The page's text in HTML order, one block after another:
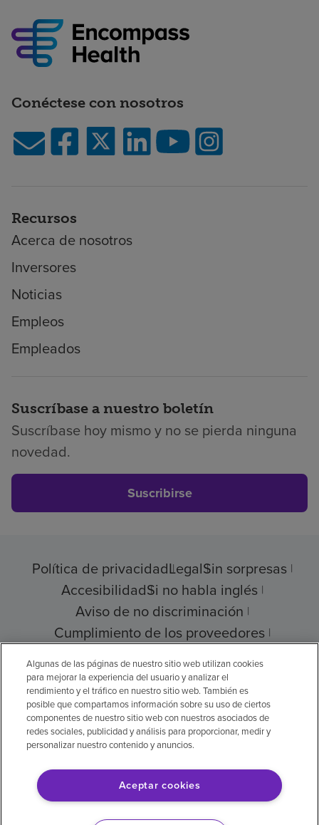
Conéctese con nosotros
Recursos
Acerca de nosotros
Inversores
Noticias
Empleos
Empleados
Suscríbase a nuestro boletín
Suscríbase hoy mismo y no se pierda ninguna
novedad.
Suscribirse
Política de privacidadLegalSin sorpresas
AccesibilidadSi no habla inglés
Aviso de no discriminación
Cumplimiento de los proveedores
Transparencia de precios
© 2026 Encompass Health Corporation
Preferencias de cookies
Aviso legal: Se tradujo con la ayuda de
inteligencia artificial (IA). La versión en inglés
Algunas de las páginas de nuestro sitio web utilizan cookies
para mejorar la experiencia del usuario y analizar el
rendimiento y el tráfico en nuestro sitio web. También es
posible que compartamos información sobre su uso de ciertos
componentes de nuestro sitio web con nuestros asociados de
redes sociales, publicidad y análisis para proporcionar, medir y
personalizar nuestro contenido y anuncios.
Aceptar cookies